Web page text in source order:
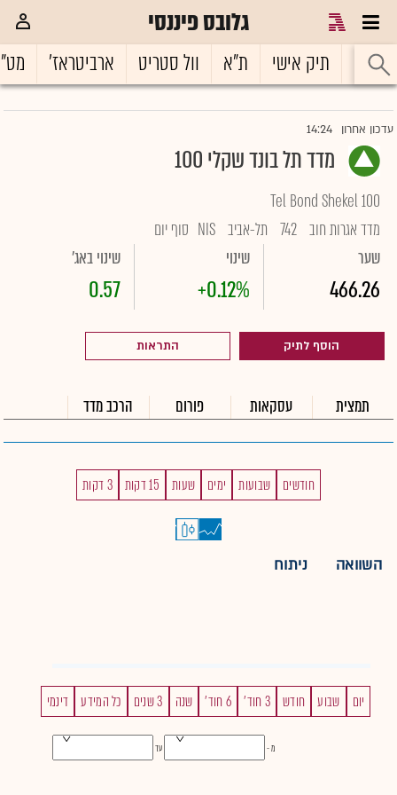
גלובס פיננסי
ראשי תיק אישי ת"א וול סטריט ארביטראז'
עדכון אחרון 14:24
מדד תל בונד שקלי 100
Tel Bond Shekel 100
מדד אגרות חוב 742 תל-אביב NIS סוף יום
שער
466.26
שינוי
+0.12%
שינוי באג'
0.57
הוסף לתיק התראות
תמצית עסקאות פורום הרכב מדד
חודשים שבועות ימים שעות 15 דקות 3 דקות
השוואה ניתוח
יום שבוע חודש 3 חוד' 6 חוד' שנה 3 שנים כל המידע דינמי
מ - עד